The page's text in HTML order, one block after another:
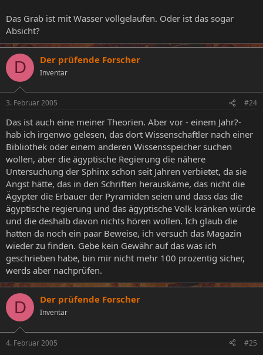
Das Grab ist mit Wasser vollgelaufen. Oder ist das sogar
Absicht?
D Der prüfende Forscher
Inventar
3. Februar 2005 #24
Das ist auch eine meiner Theorien. Aber vor - einem Jahr?-
hab ich irgenwo gelesen, das dort Wissenschaftler nach einer
Bibliothek oder einem anderen Wissensspeicher suchen
wollen, aber die ägyptische Regierung die nähere
Untersuchung der Sphinx schon seit Jahren verbietet, da sie
Angst hätte, das in den Schriften herauskäme, das nicht die
Ägypter die Erbauer der Pyramiden seien und dass das die
ägyptische regierung und das ägyptische Volk kränken würde
und die deshalb davon nichts hören wollen. Ich glaub die
hatten da noch ein paar Beweise, ich versuch das Magazin
wieder zu finden. Gebe kein Gewähr auf das was ich
geschrieben habe, bin mir nicht mehr 100 prozentig sicher,
werds aber nachprüfen.
D Der prüfende Forscher
Inventar
4. Februar 2005 #25